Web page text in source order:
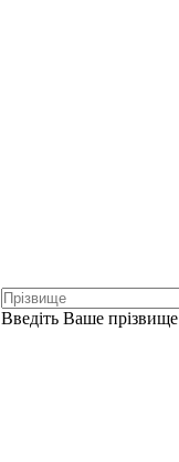
Введіть Ваше прізвище